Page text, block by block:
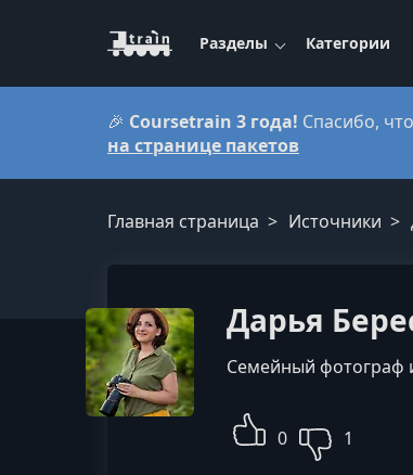
Разделы Категории
🎉 Coursetrain 3 года! Спасибо,
на странице пакетов
Главная страница Источники
Дарья
Семейный фотограф
0 1